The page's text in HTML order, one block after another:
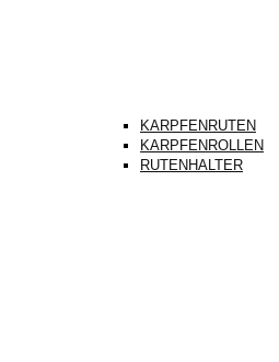
KARPFENRUTEN
KARPFENROLLEN
RUTENHALTER